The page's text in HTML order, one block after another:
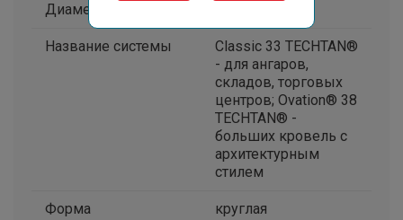
Диаметр, мм
Название системы
Classic 33 TECHTAN®
- для ангаров,
складов, торговых
центров; Ovation® 38
TECHTAN® -
больших кровель с
архитектурным
стилем
Форма круглая